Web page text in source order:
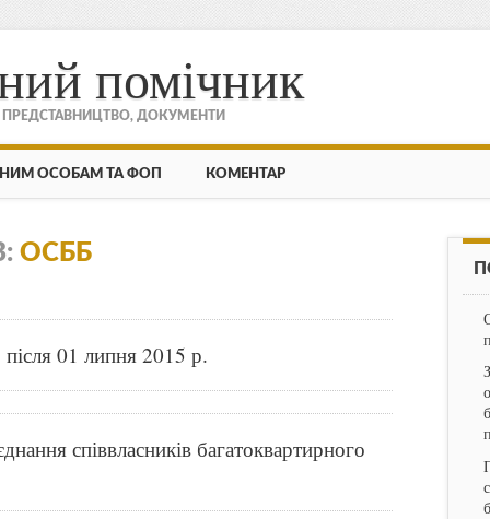
помічник
ДОКУМЕНТИ
ОСОБАМ ТА ФОП КОМЕНТАР
ОСББ
01 липня 2015 р.
співвласників багатоквартирного